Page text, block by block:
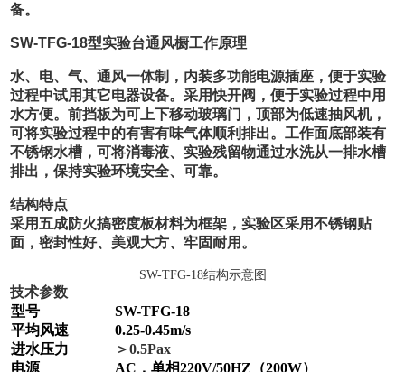
备。
SW-TFG-18型实验台通风橱工作原理
水、电、气、通风一体制，内装多功能电源插座，便于实验
过程中试用其它电器设备。采用快开阀，便于实验过程中用
水方便。前挡板为可上下移动玻璃门，顶部为低速抽风机，
可将实验过程中的有害有味气体顺利排出。工作面底部装有
不锈钢水槽，可将消毒液、实验残留物通过水洗从一排水槽
排出，保持实验环境安全、可靠。
结构特点
采用五成防火搞密度板材料为框架，实验区采用不锈钢贴
面，密封性好、美观大方、牢固耐用。
SW-TFG-18结构示意图
技术参数
型号
SW-TFG-18
平均风速
0.25-0.45m/s
进水压力
＞0.5Pax
电源
AC，单相220V/50HZ（200W）